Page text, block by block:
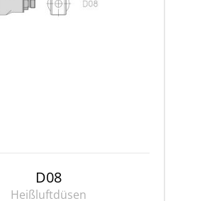
D08
Heißluftdüsen